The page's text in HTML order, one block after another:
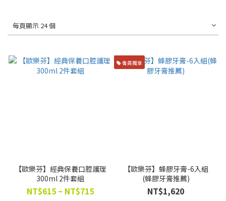
每頁顯示 24 個
【歐樂芬】經典保養口腔護理
300ml 2件套組
NT$615 ~ NT$715
會員獨享
【歐樂芬】蜂膠牙膏-6入組
(蜂膠牙膏推薦)
NT$1,620